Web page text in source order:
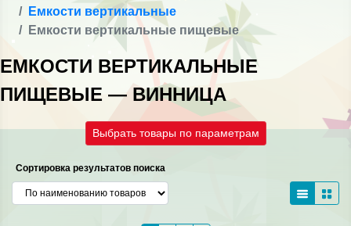
Емкости вертикальные
Емкости вертикальные пищевые
ЕМКОСТИ ВЕРТИКАЛЬНЫЕ
ПИЩЕВЫЕ — ВИННИЦА
Выбрать товары по параметрам
Сортировка результатов поиска